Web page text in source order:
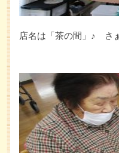
店名は「茶の間」♪ さ